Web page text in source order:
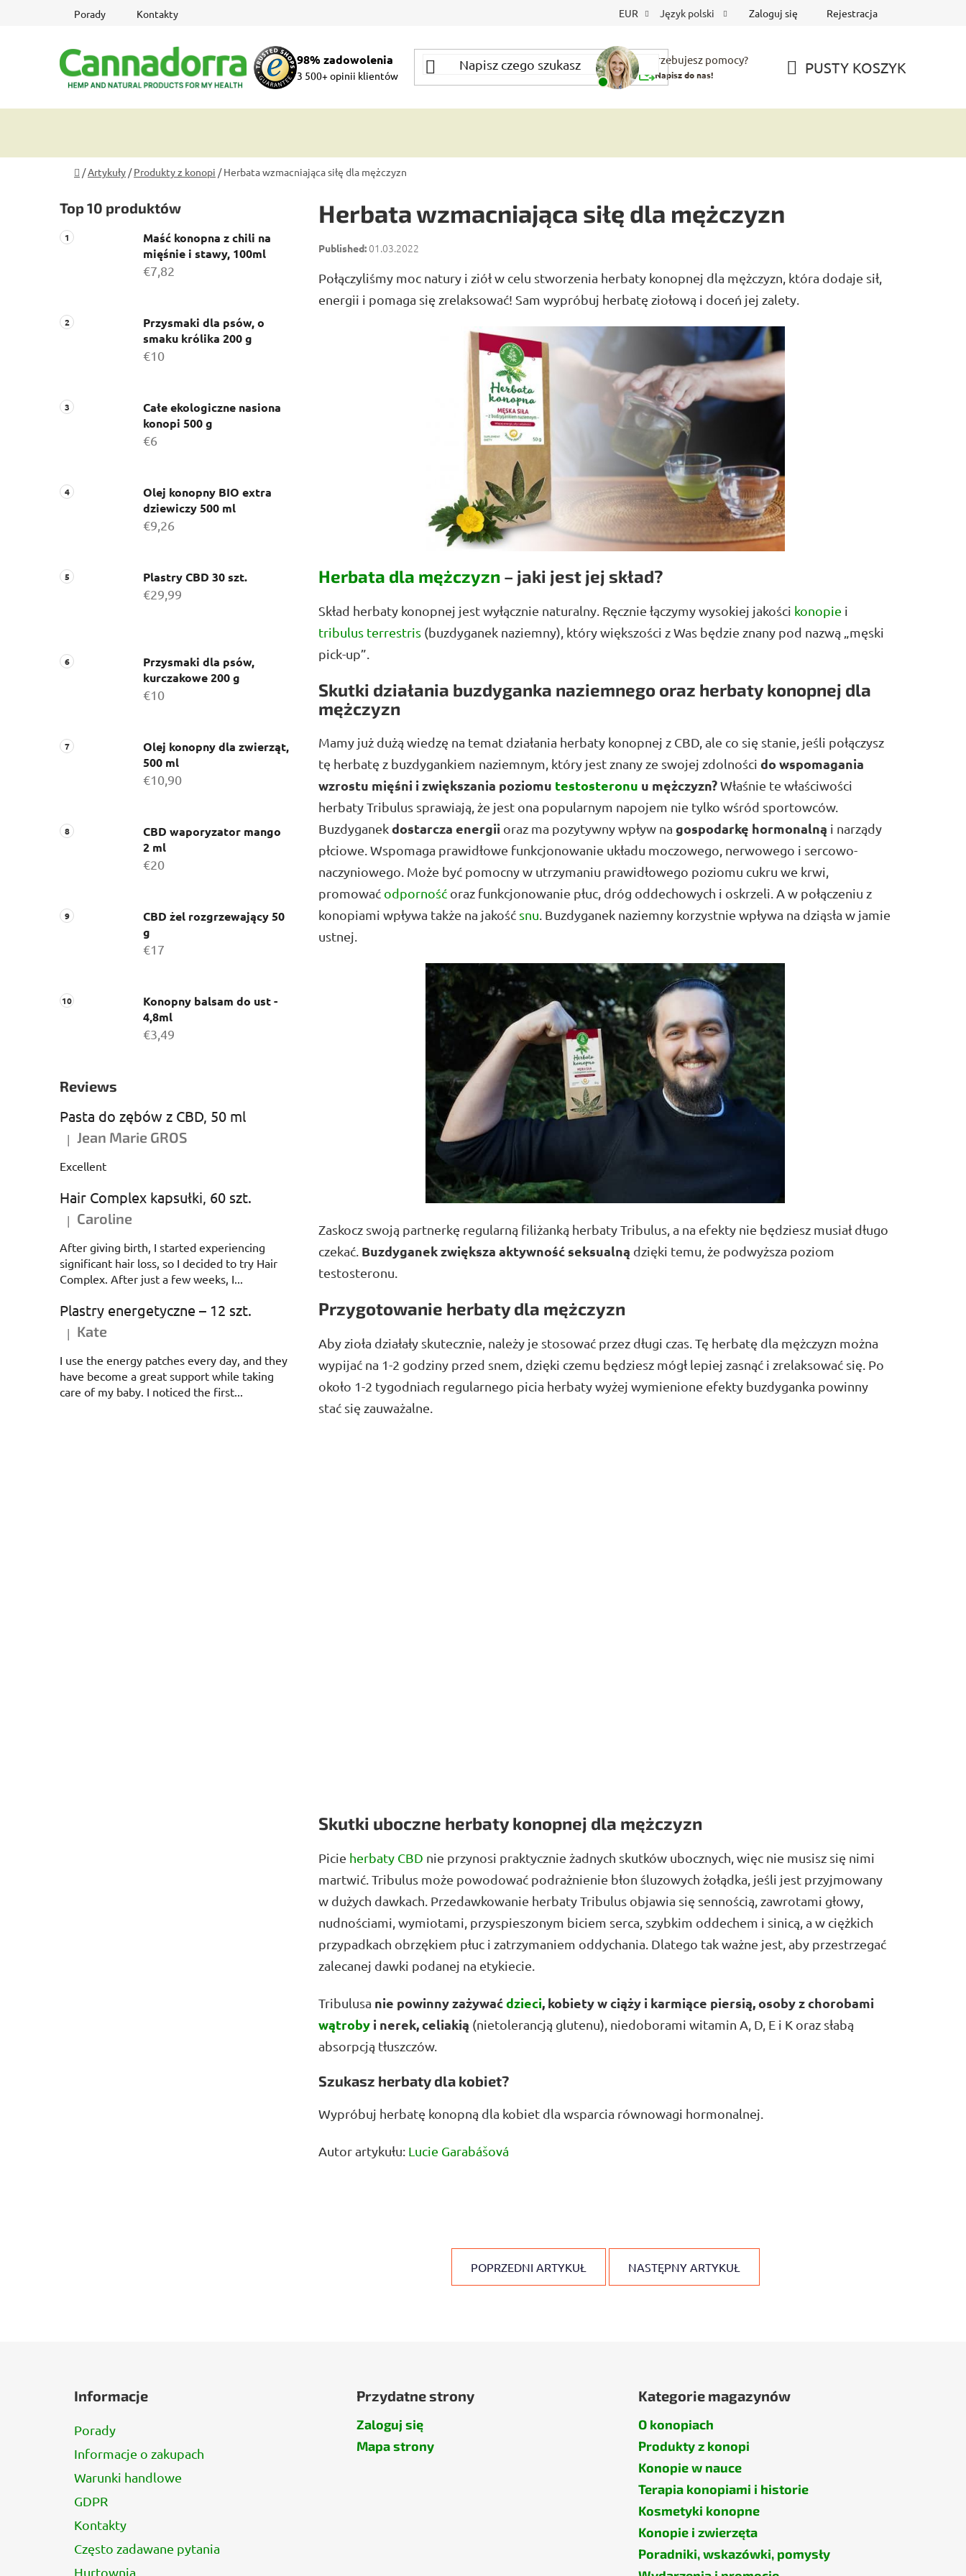
Porady Kontakty EUR Język polski Zaloguj się Rejestracja
98% zadowolenia
3 500+ opinii klientów
Potrzebujesz pomocy?
Napisz do nas! PUSTY KOSZYK
Home
/Artykuły / Produkty z konopi / Herbata wzmacniająca siłę dla mężczyzn
a
s
e
c
Top 10 produktów
Maść konopna z chili na
mięśnie i stawy, 100ml
€7,82
Przysmaki dla psów, o
smaku królika 200 g
€10
Całe ekologiczne nasiona
konopi 500 g
€6
Olej konopny BIO extra
dziewiczy 500 ml
€9,26
Plastry CBD 30 szt.
€29,99
Przysmaki dla psów,
kurczakowe 200 g
€10
Olej konopny dla zwierząt,
500 ml
€10,90
CBD waporyzator mango
2 ml
€20
CBD żel rozgrzewający 50
g
€17
Konopny balsam do ust -
4,8ml
€3,49
Reviews
Pasta do zębów z CBD, 50 ml
Ocena produktu to 5 na 5 gwiazdek.
| Jean Marie GROS
Excellent
Hair Complex kapsułki, 60 szt.
Ocena produktu to 5 na 5 gwiazdek.
| Caroline
After giving birth, I started experiencing
significant hair loss, so I decided to try Hair
Complex. After just a few weeks, I...
Plastry energetyczne – 12 szt.
Ocena produktu to 5 na 5 gwiazdek.
| Kate
I use the energy patches every day, and they
have become a great support while taking
care of my baby. I noticed the first...
Herbata wzmacniająca siłę dla mężczyzn
01.03.2022
Połączyliśmy moc natury i ziół w celu stworzenia herbaty konopnej dla mężczyzn, która dodaje sił,
energii i pomaga się zrelaksować! Sam wypróbuj herbatę ziołową i doceń jej zalety.
Herbata dla mężczyzn – jaki jest jej skład?
Skład herbaty konopnej jest wyłącznie naturalny. Ręcznie łączymy wysokiej jakości konopie i
tribulus terrestris (buzdyganek naziemny), który większości z Was będzie znany pod nazwą „męski
pick-up”.
Skutki działania buzdyganka naziemnego oraz herbaty konopnej dla
mężczyzn
Mamy już dużą wiedzę na temat działania herbaty konopnej z CBD, ale co się stanie, jeśli połączysz
tę herbatę z buzdygankiem naziemnym, który jest znany ze swojej zdolności do wspomagania
wzrostu mięśni i zwiększania poziomu testosteronu u mężczyzn?Właśnie te właściwości
herbaty Tribulus sprawiają, że jest ona popularnym napojem nie tylko wśród sportowców.
Buzdyganekdostarcza energii oraz ma pozytywny wpływ na gospodarkę hormonalną i narządy
płciowe. Wspomaga prawidłowe funkcjonowanie układu moczowego, nerwowego i sercowo-
naczyniowego. Może być pomocny w utrzymaniu prawidłowego poziomu cukru we krwi,
promować odporność oraz funkcjonowanie płuc, dróg oddechowych i oskrzeli. A w połączeniu z
konopiami wpływa także na jakość snu. Buzdyganek naziemny korzystnie wpływa na dziąsła w jamie
ustnej.
Zaskocz swoją partnerkę regularną filiżanką herbaty Tribulus, a na efekty nie będziesz musiał długo
czekać. Buzdyganek zwiększa aktywność seksualną dzięki temu, że podwyższa poziom
testosteronu.
Przygotowanie herbaty dla mężczyzn
Aby zioła działały skutecznie, należy je stosować przez długi czas. Tę herbatę dla mężczyzn można
wypijać na 1-2 godziny przed snem, dzięki czemu będziesz mógł lepiej zasnąć i zrelaksować się. Po
około 1-2 tygodniach regularnego picia herbaty wyżej wymienione efekty buzdyganka powinny
stać się zauważalne.
Skutki uboczne herbaty konopnej dla mężczyzn
Picie herbaty CBD nie przynosi praktycznie żadnych skutków ubocznych, więc nie musisz się nimi
martwić. Tribulus może powodować podrażnienie błon śluzowych żołądka, jeśli jest przyjmowany
w dużych dawkach. Przedawkowanie herbaty Tribulus objawia się sennością, zawrotami głowy,
nudnościami, wymiotami, przyspieszonym biciem serca, szybkim oddechem i sinicą, a w ciężkich
przypadkach obrzękiem płuc i zatrzymaniem oddychania. Dlatego tak ważne jest, aby przestrzegać
zalecanej dawki podanej na etykiecie.
Tribulusa nie powinny zażywaćdzieci, kobiety w ciąży i karmiące piersią, osoby z chorobami
wątroby i nerek, celiakią (nietolerancją glutenu), niedoborami witamin A, D, E i K oraz słabą
absorpcją tłuszczów.
Szukasz herbaty dla kobiet?
Wypróbuj herbatę konopną dla kobiet dla wsparcia równowagi hormonalnej.
Autor artykułu: Lucie Garabášová
POPRZEDNI ARTYKUŁ NASTĘPNY ARTYKUŁ
Informacje
Porady
Informacje o zakupach
Warunki handlowe
GDPR
Kontakty
Często zadawane pytania
Hurtownia
Przydatne strony
Zaloguj się
Mapa strony
Kategorie magazynów
O konopiach
Produkty z konopi
Konopie w nauce
Terapia konopiami i historie
Kosmetyki konopne
Konopie i zwierzęta
Poradniki, wskazówki, pomysły